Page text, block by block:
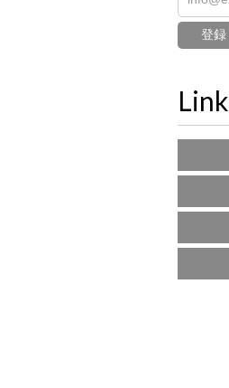
登録
Link